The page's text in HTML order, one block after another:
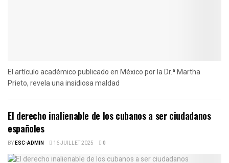
El artículo académico publicado en México por la Dr.ª Martha
Prieto, revela una insidiosa maldad
El derecho inalienable de los cubanos a ser ciudadanos
españoles
BYESC-ADMIN 16 JUILLET 2025 0